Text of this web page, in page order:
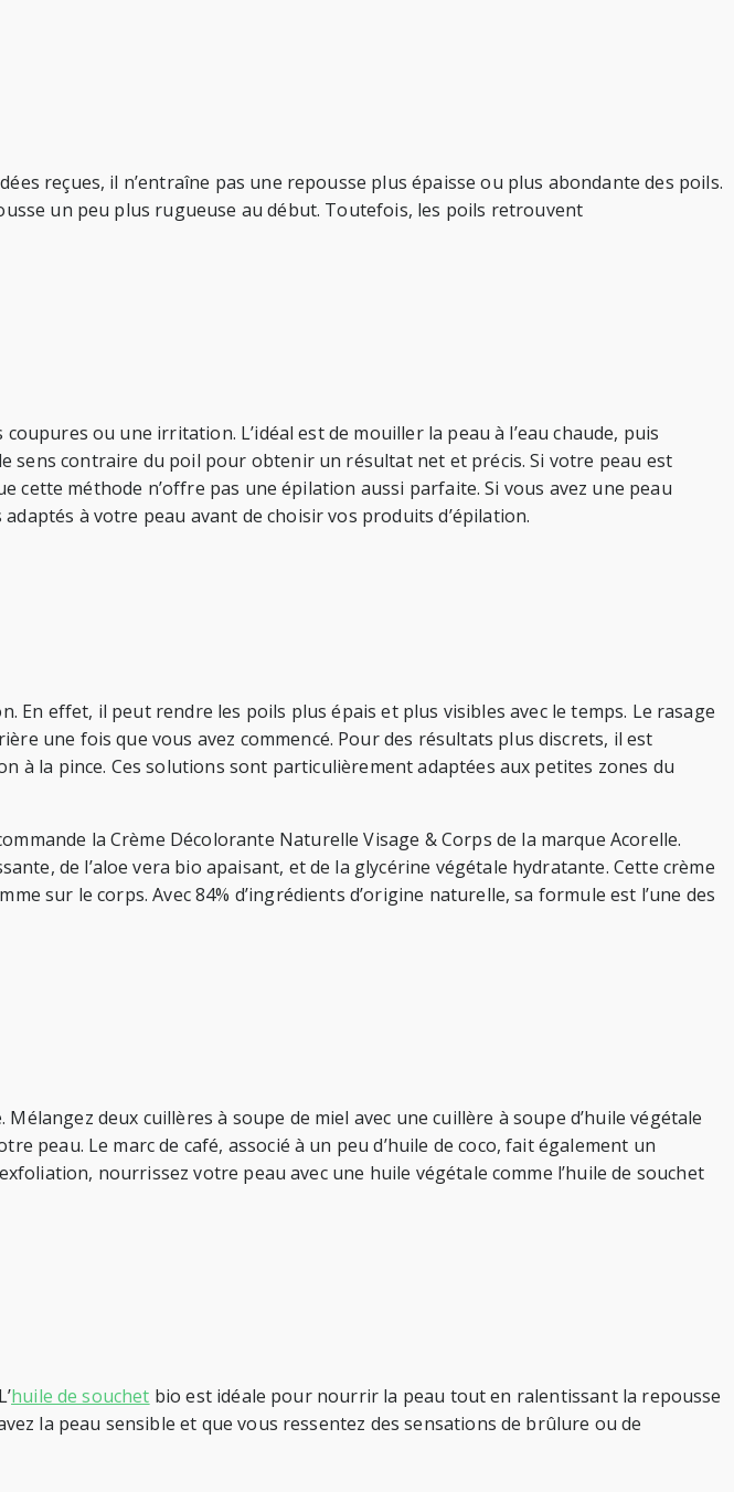
reçues, il n’entraîne pas une repousse plus épaisse ou plus abondante des poils.
un peu plus rugueuse au début. Toutefois, les poils retrouvent
ou une irritation. L’idéal est de mouiller la peau à l’eau chaude, puis
sens contraire du poil pour obtenir un résultat net et précis. Si votre peau est
méthode n’offre pas une épilation aussi parfaite. Si vous avez une peau
à votre peau avant de choisir vos produits d’épilation.
En effet, il peut rendre les poils plus épais et plus visibles avec le temps. Le rasage
une fois que vous avez commencé. Pour des résultats plus discrets, il est
à la pince. Ces solutions sont particulièrement adaptées aux petites zones du
la Crème Décolorante Naturelle Visage & Corps de la marque Acorelle.
de l’aloe vera bio apaisant, et de la glycérine végétale hydratante. Cette crème
sur le corps. Avec 84% d’ingrédients d’origine naturelle, sa formule est l’une des
deux cuillères à soupe de miel avec une cuillère à soupe d’huile végétale
peau. Le marc de café, associé à un peu d’huile de coco, fait également un
nourrissez votre peau avec une huile végétale comme l’huile de souchet
huile de souchet bio est idéale pour nourrir la peau tout en ralentissant la repousse
la peau sensible et que vous ressentez des sensations de brûlure ou de